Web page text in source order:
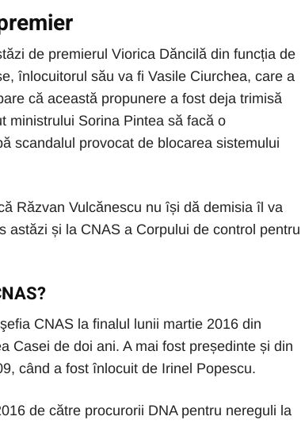
de premierul Viorica Dăncilă din funcția de
înlocuitorul său va fi Vasile Ciurchea, care a
că această propunere a fost deja trimisă
ministrului Sorina Pintea să facă o
scandalul provocat de blocarea sistemului
Răzvan Vulcănescu nu își dă demisia îl va
astăzi și la CNAS a Corpului de control pentru
CNAS la finalul lunii martie 2016 din
Casei de doi ani. A mai fost președinte și din
când a fost înlocuit de Irinel Popescu.
de către procurorii DNA pentru nereguli la